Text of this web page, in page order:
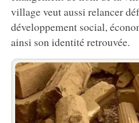
village veut aussi relancer
développement social,
ainsi son identité retrouvée.